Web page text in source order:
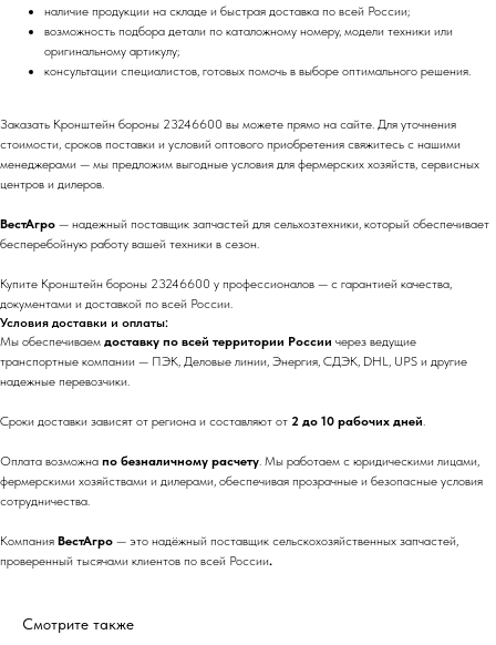
наличие продукции на складе и быстрая доставка по всей России;
возможность подбора детали по каталожному номеру, модели техники или
оригинальному артикулу;
консультации специалистов, готовых помочь в выборе оптимального решения.
Заказать Кронштейн бороны 23246600 вы можете прямо на сайте. Для уточнения
стоимости, сроков поставки и условий оптового приобретения свяжитесь с нашими
менеджерами — мы предложим выгодные условия для фермерских хозяйств, сервисных
центров и дилеров.
ВестАгро — надежный поставщик запчастей для сельхозтехники, который обеспечивает
бесперебойную работу вашей техники в сезон.
Купите Кронштейн бороны 23246600 у профессионалов — с гарантией качества,
документами и доставкой по всей России.
Условия доставки и оплаты:
Мы обеспечиваем доставку по всей территории России через ведущие
транспортные компании — ПЭК, Деловые линии, Энергия, СДЭК, DHL, UPS и другие
надежные перевозчики.
Сроки доставки зависят от региона и составляют от 2 до 10 рабочих дней.
Оплата возможна по безналичному расчету. Мы работаем с юридическими лицами,
фермерскими хозяйствами и дилерами, обеспечивая прозрачные и безопасные условия
сотрудничества.
Компания ВестАгро — это надёжный поставщик сельскохозяйственных запчастей,
проверенный тысячами клиентов по всей России.
Смотрите также